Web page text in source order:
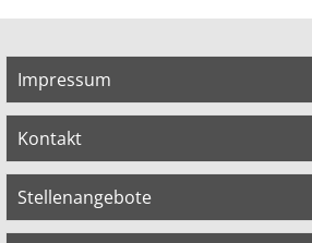
Impressum
Kontakt
Stellenangebote